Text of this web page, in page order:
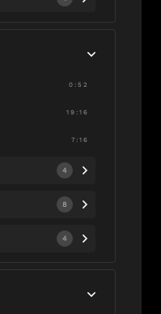
0:52
19:16
7:16
4
8
4